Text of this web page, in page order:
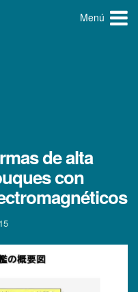
Menú
de alta
con